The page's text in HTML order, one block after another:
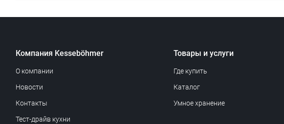
Компания Kesseböhmer
О компании
Новости
Контакты
Тест-драйв кухни
Товары и услуги
Где купить
Каталог
Умное хранение